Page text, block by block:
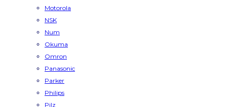
Motorola
NSK
Num
Okuma
Omron
Panasonic
Parker
Philips
Pilz